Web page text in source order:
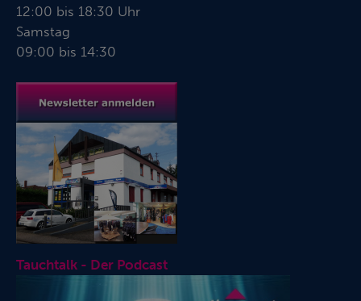
12:00 bis 18:30 Uhr
Samstag
09:00 bis 14:30
Tauchtalk - Der Podcast